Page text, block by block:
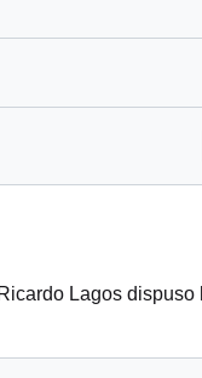
Lagos